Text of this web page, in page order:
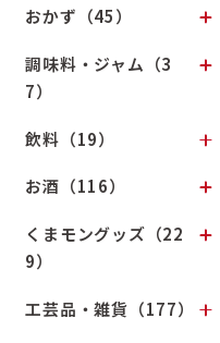
おかず（45）
調味料・ジャム（3
7）
飲料（19）
お酒（116）
くまモングッズ（22
9）
工芸品・雑貨（177）